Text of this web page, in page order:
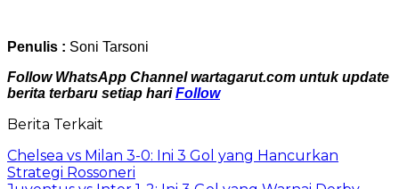
Penulis : Soni Tarsoni
Follow WhatsApp Channel wartagarut.com untuk update
berita terbaru setiap hariFollow
Berita Terkait
Chelsea vs Milan 3-0: Ini 3 Gol yang Hancurkan
Strategi Rossoneri